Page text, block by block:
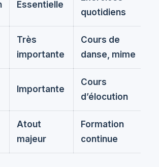
Essentielle
quotidiens
Très
importante
Cours de
danse, mime
Importante
Cours
d’élocution
Atout
majeur
Formation
continue